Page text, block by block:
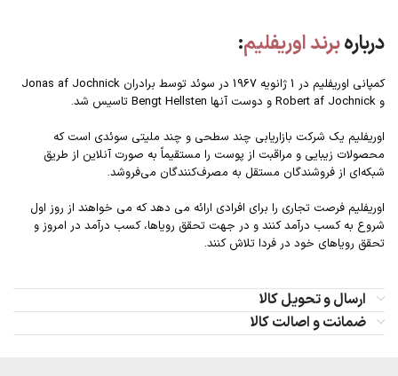
دربارهبرند اوریفلیم:
کمپانی اوریفلیم در 1 ژانویه 1967 در سوئد توسط برادران Jonas af Jochnick
و Robert af Jochnick و دوست آنها Bengt Hellsten تاسیس شد.
اوریفلیم یک شرکت بازاریابی چند سطحی و چند ملیتی سوئدی است که
محصولات زیبایی و مراقبت از پوست را مستقیماً به صورت آنلاین از طریق
شبکه‌ای از فروشندگان مستقل به مصرف‌کنندگان می‌فروشد.
اوریفلیم فرصت تجاری را برای افرادی ارائه می دهد که می خواهند از روز اول
شروع به کسب درآمد کنند و در جهت تحقق رویاها، کسب درآمد در امروز و
تحقق رویاهای خود در فردا تلاش کنند.
ارسال و تحویل کالا
ضمانت و اصالت کالا